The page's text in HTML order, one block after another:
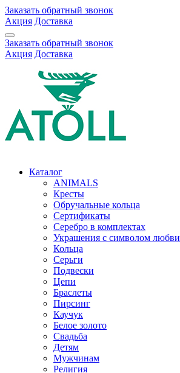
Заказать обратный звонок
Акция Доставка
Заказать обратный звонок
Акция Доставка
Каталог
ANIMALS
Кресты
Обручальные кольца
Сертификаты
Серебро в комплектах
Украшения с символом любви
Кольца
Серьги
Подвески
Цепи
Браслеты
Пирсинг
Каучук
Белое золото
Свадьба
Детям
Мужчинам
Религия